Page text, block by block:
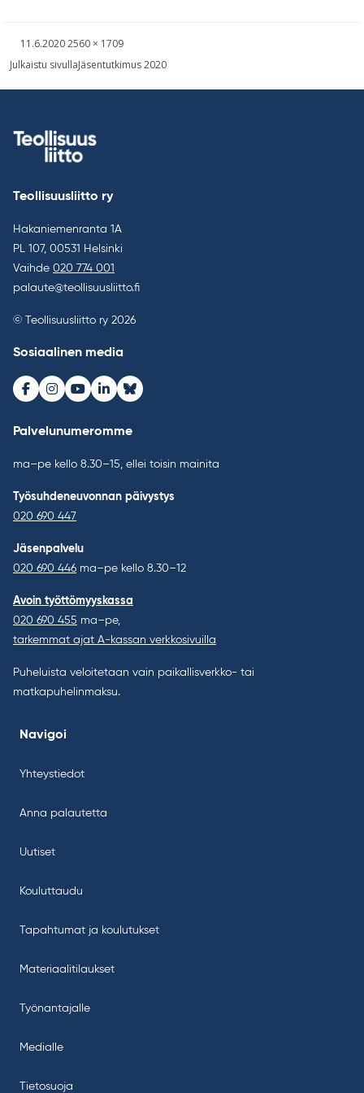
Kirjoitettu
11.6.2020Täysikokoinen
2560 × 1709
Artikkelien
Julkaistu sivullaJäsentutkimus 2020
Teollisuusliitto ry
Hakaniemenranta 1A
PL 107, 00531 Helsinki
Vaihde 020 774 001
palaute@teollisuusliitto.fi
© Teollisuusliitto ry 2026
Sosiaalinen media
Facebook
Instagram
Youtube
LinkedInBluesky
Palvelunumeromme
ma–pe kello 8.30–15, ellei toisin mainita
Työsuhdeneuvonnan päivystys
020 690 447
Jäsenpalvelu
020 690 446 ma–pe kello 8.30–12
Avoin työttömyyskassa
020 690 455 ma–pe,
tarkemmat ajat A-kassan verkkosivuilla
Puheluista veloitetaan vain paikallisverkko- tai
matkapuhelinmaksu.
Navigoi
Yhteystiedot
Anna palautetta
Uutiset
Kouluttaudu
Tapahtumat ja koulutukset
Materiaalitilaukset
Työnantajalle
Medialle
Tietosuoja